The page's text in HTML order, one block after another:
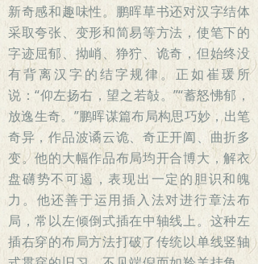
新奇感和趣味性。鹏晖草书还对汉字结体
采取夸张、变形和简易等方法，使笔下的
字迹屈郁、拗峭、狰狞、诡奇，但始终没
有背离汉字的结字规律。正如崔瑗所
说：“仰左扬右，望之若敧。”“蓄怒怫郁，
放逸生奇。”鹏晖谋篇布局构思巧妙，出笔
奇异，作品波谲云诡、奇正开阖、曲折多
变。他的大幅作品布局均开合博大，解衣
盘礴势不可遏，表现出一定的胆识和魄
力。他还善于运用插入法对进行章法布
局，常以左倾倒式插在中轴线上。这种左
插右穿的布局方法打破了传统以单线竖轴